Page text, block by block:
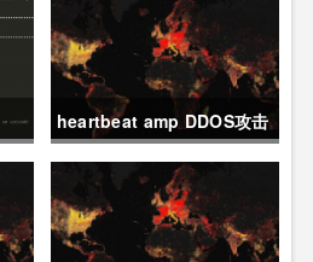
heartbeat amp DDOS攻击
资源扫描